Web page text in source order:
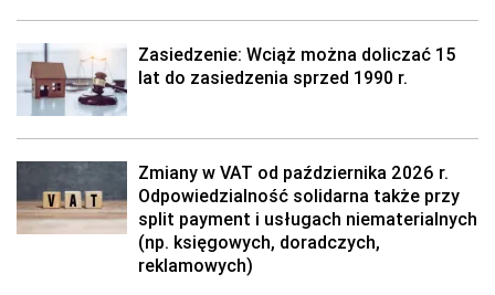
Zasiedzenie: Wciąż można doliczać 15
lat do zasiedzenia sprzed 1990 r.
Zmiany w VAT od października 2026 r.
Odpowiedzialność solidarna także przy
split payment i usługach niematerialnych
(np. księgowych, doradczych,
reklamowych)